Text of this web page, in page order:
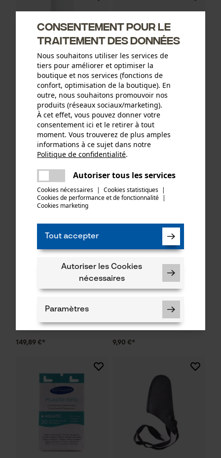
Spray cicatrisant et spray
oculaire ACTIOMEDIC
9,90 €*
Distributeur de pansements
ACTIOMEDIC EasyAid
26,90 €*
ACTIOMEDIC Multi
149,89 €* 9,90 €*
Consentement pour le
traitement des données
Nous souhaitons utiliser les services de
tiers pour améliorer et optimiser la
boutique et nos services (fonctions de
confort, optimisation de la boutique). En
outre, nous souhaitons promouvoir nos
produits (réseaux sociaux/marketing).
À cet effet, vous pouvez donner votre
consentement ici et le retirer à tout
moment. Vous trouverez de plus amples
informations à ce sujet dans notre
Politique de confidentialité.
Autoriser tous les services
Cookies nécessaires | Cookies statistiques |
Cookies de performance et de fonctionnalité |
Cookies marketing
Tout accepter
Autoriser les Cookies
nécessaires
Paramètres
Cookies nécessaires
Vérifier linstallation de cookies
Une erreur s'est produite. Veuillez
essayer encore.
partager
partager
mail